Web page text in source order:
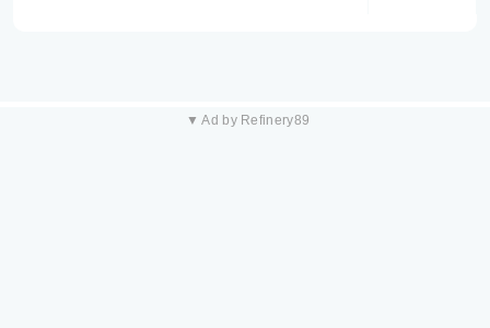
▼ Ad by Refinery89